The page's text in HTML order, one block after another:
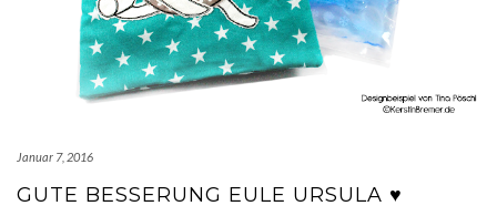
Januar 7, 2016
GUTE BESSERUNG EULE URSULA ♥